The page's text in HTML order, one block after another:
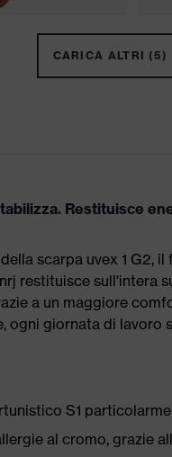
CARICA ALTRI (5)
Restituisce
scarpa uvex 1 G2,
restituisce sull'intera
a un maggiore
ogni giornata di lavoro
S1
al cromo, grazie